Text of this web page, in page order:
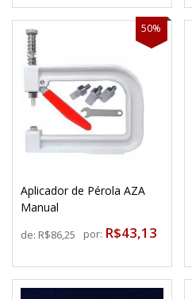
Aplicador de Pérola AZA
Manual
de: R$86,25 por: R$43,13
50%